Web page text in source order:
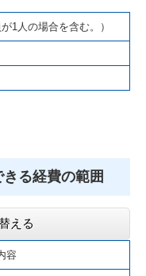
1人の場合を含む。）
る経費の範囲
える
容